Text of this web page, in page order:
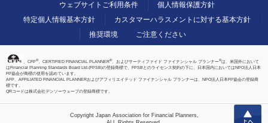
ウェブサイトご利用条件
個人情報保護方針
特定個人情報基本方針
カスタマーハラスメントに対する基本方針
推奨環境
ご注意ください
、CFP®、CERTIFIED FINANCIAL PLANNER®、およびサーティファイド ファイナンシャル プランナー®は、米国外において
はFinancial Planning Standards Board Ltd.(FPSB)の登録商標で、FPSBとのライセンス契約の下に、日本国内においてはNPO法人日本
FP協会が商標の使用を認めています。
AFP、AFFILIATED FINANCIAL PLANNERおよびアフィリエイテッド ファイナンシャル プランナーは、NPO法人日本FP協会の登録商
標です。
QRコードは株式会社デンソーウェーブの登録商標です。
Copyright Japan Association for Financial Planners,